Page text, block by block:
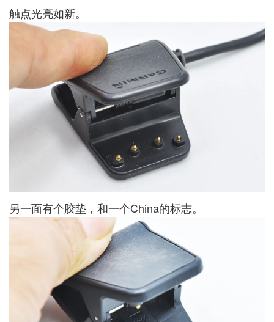
触点光亮如新。
另一面有个胶垫，和一个China的标志。